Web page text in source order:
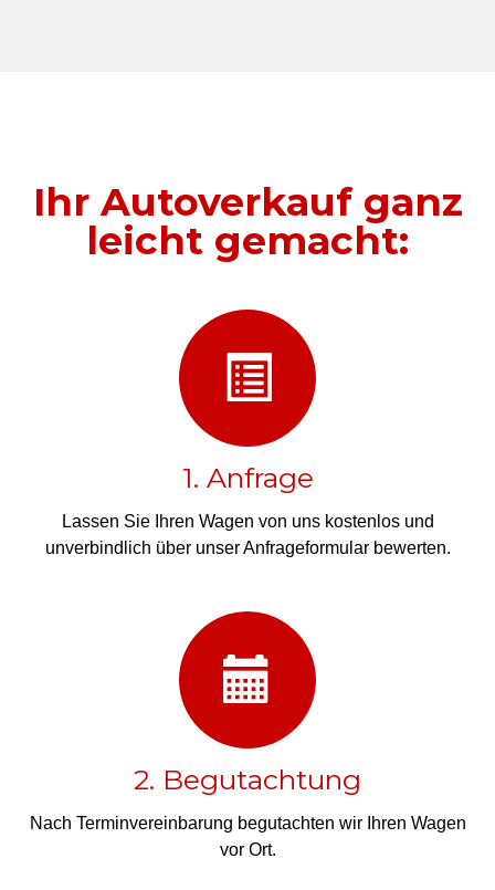
Ihr Autoverkauf ganz
leicht gemacht:
1. Anfrage
Lassen Sie Ihren Wagen von uns kostenlos und
unverbindlich über unser Anfrageformular bewerten.
2. Begutachtung
Nach Terminvereinbarung begutachten wir Ihren Wagen
vor Ort.